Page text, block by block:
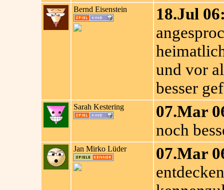
Bernd Eisenstein
18.Jul
und vor
besser
Sarah Kestering
07.Mar
noch
Jan Mirko Lüder
07.Mar